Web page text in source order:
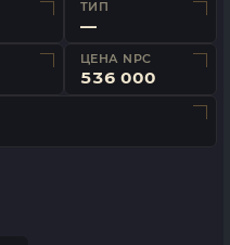
ТИП
—
ЦЕНА NPC
536 000